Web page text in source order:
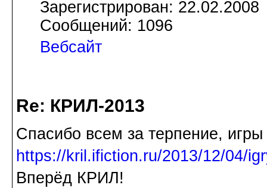
Зарегистрирован: 22.02.2008
Сообщений: 1096
Вебсайт
Re: КРИЛ-2013
Спасибо всем за терпение,
https://kril.ifiction.ru/2013/12/04/
Вперёд КРИЛ!